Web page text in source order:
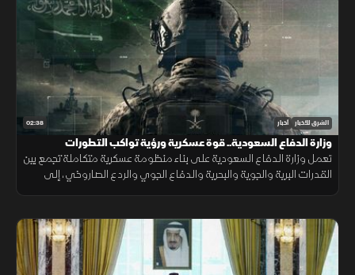
02:38 الشرق للأخبار أخبار
وزارة الدفاع السعودية.. قوة عسكرية ورؤية تواكب التطورات
تعمل وزارة الدفاع السعودية على بناء منظومة عسكرية متكاملة تجمع بين
القدرات البرية والجوية والبحرية والدفاع الجوي والردع الصاروخي، إلى